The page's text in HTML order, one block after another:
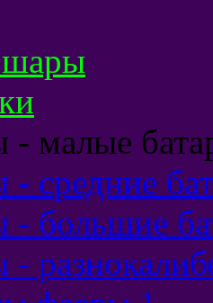
шары
малые
средние
большие